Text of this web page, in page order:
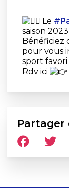
Le
saison
Bénéficiez
pour vous
sport favori
Rdv ici
Partager